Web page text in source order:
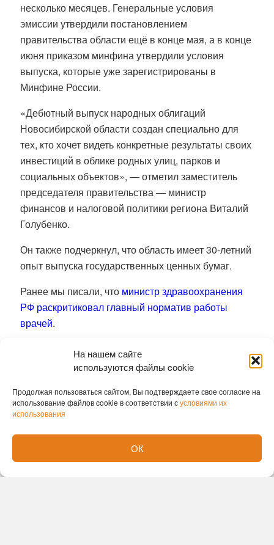
На нашем сайте
используются файлы cookie
Продолжая пользоваться сайтом, Вы подтверждаете свое согласие на
использование файлов cookie в соответствии сусловиями их
использования
ОК
несколько месяцев. Генеральные условия
эмиссии утвердили постановлением
правительства области ещё в конце мая, а в конце
июня приказом минфина утвердили условия
выпуска, которые уже зарегистрированы в
Минфине России.
«Дебютный выпуск народных облигаций
Новосибирской области создан специально для
тех, кто хочет видеть конкретные результаты своих
инвестиций в облике родных улиц, парков и
социальных объектов», — отметил заместитель
председателя правительства — министр
финансов и налоговой политики региона Виталий
Голубенко.
Он также подчеркнул, что область имеет 30-летний
опыт выпуска государственных ценных бумаг.
Ранее мы писали, что министр здравоохранения
РФ раскритиковал главный норматив работы
врачей.
Елена Романова